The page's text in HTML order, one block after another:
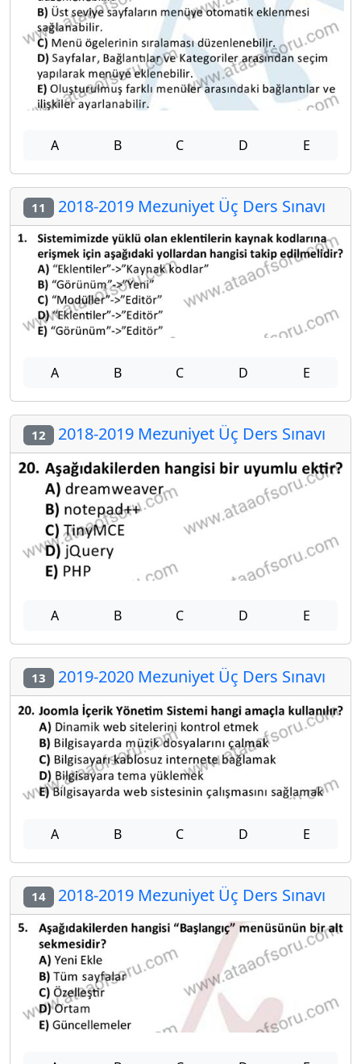
A B C D E
11 2018-2019 Mezuniyet Üç Ders Sınavı
A B C D E
12 2018-2019 Mezuniyet Üç Ders Sınavı
A B C D E
13 2019-2020 Mezuniyet Üç Ders Sınavı
A B C D E
14 2018-2019 Mezuniyet Üç Ders Sınavı